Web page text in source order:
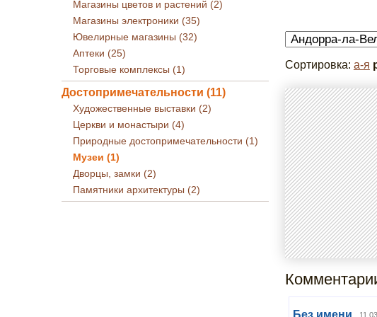
Магазины цветов и растений (2)
Магазины электроники (35)
Ювелирные магазины (32)
Аптеки (25)
Торговые комплексы (1)
Достопримечательности (11)
Художественные выставки (2)
Церкви и монастыри (4)
Природные достопримечательности (1)
Музеи (1)
Дворцы, замки (2)
Памятники архитектуры (2)
Сортировка: а-я
Без имени